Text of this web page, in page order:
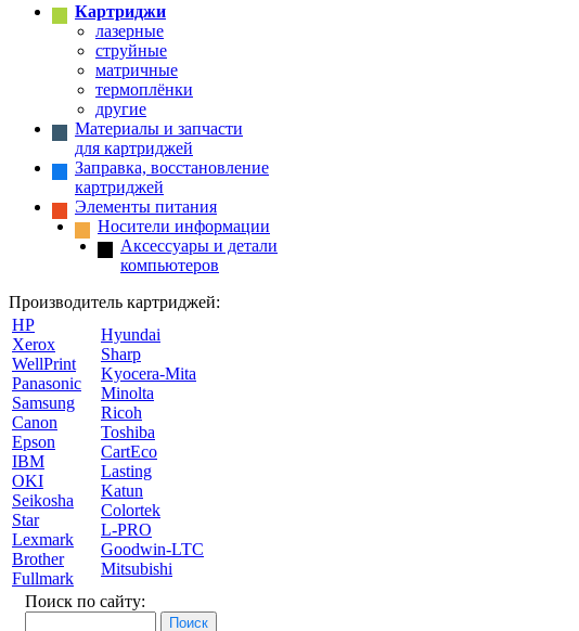
Картриджи
лазерные
струйные
матричные
термоплёнки
другие
Материалы и запчасти
для картриджей
Заправка, восстановление
картриджей
Элементы питания
Носители информации
Аксессуары и детали
компьютеров
Производитель картриджей:
HP
Xerox
WellPrint
Panasonic
Samsung
Canon
Epson
IBM
OKI
Seikosha
Star
Lexmark
Brother
Fullmark
Hyundai
Sharp
Kyocera-Mita
Minolta
Ricoh
Toshiba
CartEco
Lasting
Katun
Colortek
L-PRO
Goodwin-LTC
Mitsubishi
Поиск по сайту: